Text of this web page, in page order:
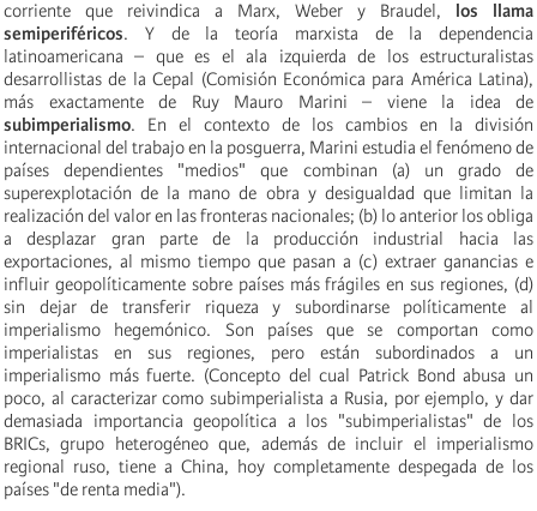
corriente que reivindica a Marx, Weber y Braudel, los llama
semiperiféricos. Y de la teoría marxista de la dependencia
latinoamericana – que es el ala izquierda de los estructuralistas
desarrollistas de la Cepal (Comisión Económica para América Latina),
más exactamente de Ruy Mauro Marini – viene la idea de
subimperialismo. En el contexto de los cambios en la división
internacional del trabajo en la posguerra, Marini estudia el fenómeno de
países dependientes "medios" que combinan (a) un grado de
superexplotación de la mano de obra y desigualdad que limitan la
realización del valor en las fronteras nacionales; (b) lo anterior los obliga
a desplazar gran parte de la producción industrial hacia las
exportaciones, al mismo tiempo que pasan a (c) extraer ganancias e
influir geopolíticamente sobre países más frágiles en sus regiones, (d)
sin dejar de transferir riqueza y subordinarse políticamente al
imperialismo hegemónico. Son países que se comportan como
imperialistas en sus regiones, pero están subordinados a un
imperialismo más fuerte. (Concepto del cual Patrick Bond abusa un
poco, al caracterizar como subimperialista a Rusia, por ejemplo, y dar
demasiada importancia geopolítica a los "subimperialistas" de los
BRICs, grupo heterogéneo que, además de incluir el imperialismo
regional ruso, tiene a China, hoy completamente despegada de los
países "de renta media").